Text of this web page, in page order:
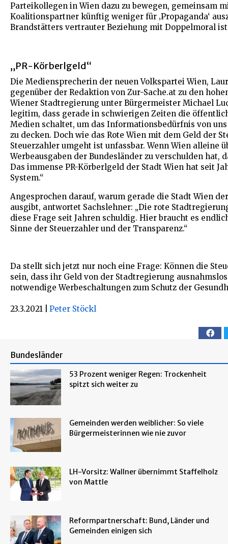
Parteikollegen in Wien dazu zu bewegen, gemeinsam
Koalitionspartner künftig weniger für ‚Propaganda‘
Brandstätters vertrauter Beziehung mit Doppelmoral
„PR-Körberlgeld“
Die Mediensprecherin der neuen Volkspartei Wien,
gegenüber der Redaktion von Zur-Sache.at zu den
Wiener Stadtregierung unter Bürgermeister Michael
legitim, dass gerade in schwierigen Zeiten die
Medien schaltet, um das Informationsbedürfnis von
zu decken. Doch wie das Rote Wien mit dem Geld der
Steuerzahler umgeht ist unfassbar. Wenn Wien alleine
Werbeausgaben der Bundesländer zu verschulden hat,
Das immense PR-Körberlgeld der Stadt Wien hat seit
System.“
Angesprochen darauf, warum gerade die Stadt Wien
ausgibt, antwortet Sachslehner: „Die rote
diese Frage seit Jahren schuldig. Hier braucht es
Sinne der Steuerzahler und der Transparenz.“
Da stellt sich jetzt nur noch eine Frage: Können die
sein, dass ihr Geld von der Stadtregierung
notwendige Werbeschaltungen zum Schutz der
23.3.2021 Peter Stöckl
Bundesländer
53 Prozent weniger Regen: Trockenheit
spitzt sich weiter zu
Gemeinden werden weiblicher: So viele
Bürgermeisterinnen wie nie zuvor
LH-Vorsitz: Wallner übernimmt Staffelholz
von Mattle
Reformpartnerschaft: Bund, Länder und
Gemeinden einigen sich